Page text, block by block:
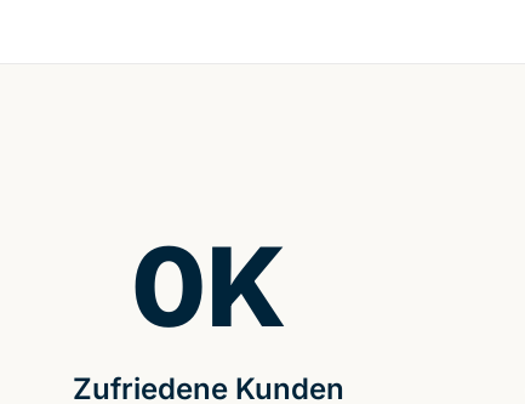
Zufriedene Kunden
0K